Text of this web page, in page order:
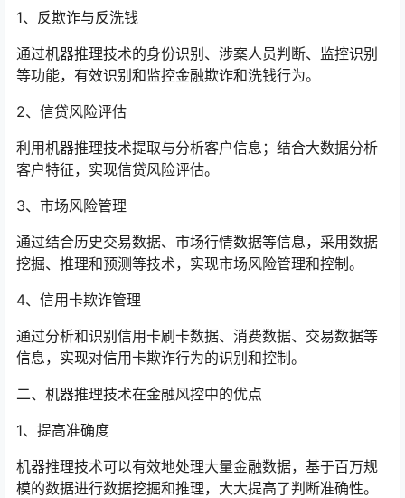
1、反欺诈与反洗钱
通过机器推理技术的身份识别、涉案人员判断、监控识别
等功能，有效识别和监控金融欺诈和洗钱行为。
2、信贷风险评估
利用机器推理技术提取与分析客户信息；结合大数据分析
客户特征，实现信贷风险评估。
3、市场风险管理
通过结合历史交易数据、市场行情数据等信息，采用数据
挖掘、推理和预测等技术，实现市场风险管理和控制。
4、信用卡欺诈管理
通过分析和识别信用卡刷卡数据、消费数据、交易数据等
信息，实现对信用卡欺诈行为的识别和控制。
二、机器推理技术在金融风控中的优点
1、提高准确度
机器推理技术可以有效地处理大量金融数据，基于百万规
模的数据进行数据挖掘和推理，大大提高了判断准确性。